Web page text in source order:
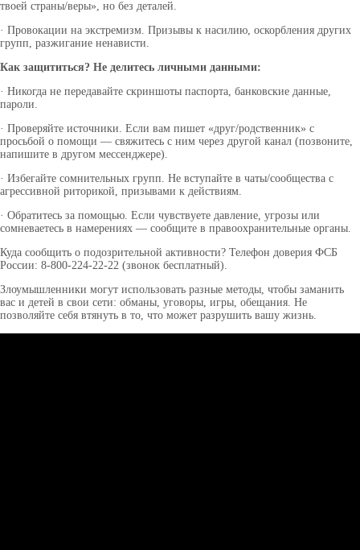
ВКонтакте
твоей страны/веры», но без деталей.
· Провокации на экстремизм. Призывы к насилию, оскорбления других
групп, разжигание ненависти.
Как защититься? Не делитесь личными данными:
· Никогда не передавайте скриншоты паспорта, банковские данные,
пароли.
· Проверяйте источники. Если вам пишет «друг/родственник» с
просьбой о помощи — свяжитесь с ним через другой канал (позвоните,
напишите в другом мессенджере).
· Избегайте сомнительных групп. Не вступайте в чаты/сообщества с
агрессивной риторикой, призывами к действиям.
· Обратитесь за помощью. Если чувствуете давление, угрозы или
сомневаетесь в намерениях — сообщите в правоохранительные органы.
Куда сообщить о подозрительной активности? Телефон доверия ФСБ
России: 8-800-224-22-22 (звонок бесплатный).
Злоумышленники могут использовать разные методы, чтобы заманить
вас и детей в свои сети: обманы, уговоры, игры, обещания. Не
позволяйте себя втянуть в то, что может разрушить вашу жизнь.